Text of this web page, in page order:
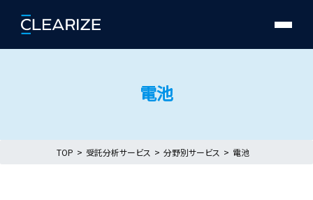
電池
TOP 受託分析サービス 分野別サービス 電池